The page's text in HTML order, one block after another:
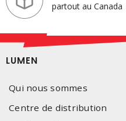
partout au Canada
LUMEN
Qui nous sommes
Centre de distribution